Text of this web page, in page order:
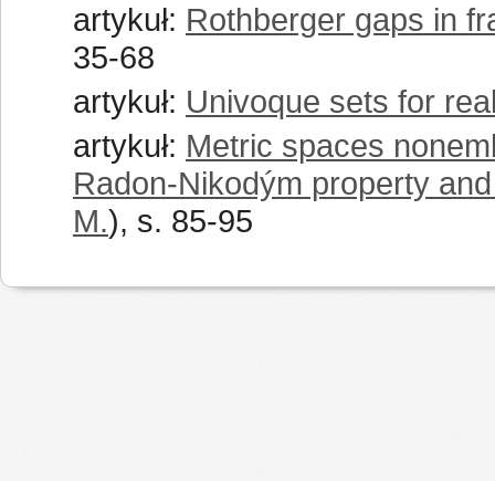
artykuł: Rothberger gaps in
35-68
artykuł: Univoque sets for
artykuł: Metric spaces
Radon-Nikodým property
M.), s. 85-95